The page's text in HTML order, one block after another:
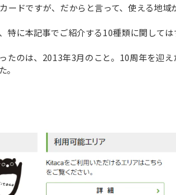
ードですが、だからと言って、使える地域
特に本記事でご紹介する10種類に関しては
たのは、2013年3月のこと。10周年を迎